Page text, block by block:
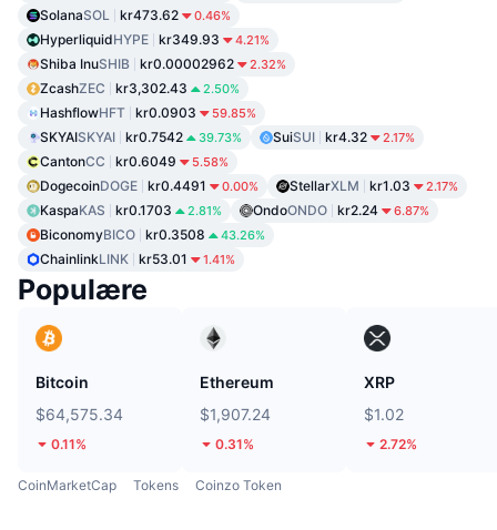
SolanaSOL kr473.62 0.46%
HyperliquidHYPE kr349.93 4.21%
Shiba InuSHIB kr0.00002962 2.32%
ZcashZEC kr3,302.43 2.50%
HashflowHFT kr0.0903 59.85%
SKYAISKYAI kr0.7542 39.73% SuiSUI kr4.32 2.17%
CantonCC kr0.6049 5.58%
DogecoinDOGE kr0.4491 0.00% StellarXLM kr1.03 2.17%
KaspaKAS kr0.1703 2.81% OndoONDO kr2.24 6.87%
BiconomyBICO kr0.3508 43.26%
ChainlinkLINK kr53.01 1.41%
Populære
Bitcoin
$64,575.34
0.11%
Ethereum
$1,907.24
0.31%
XRP
$1.02
2.72%
CoinMarketCap Tokens Coinzo Token